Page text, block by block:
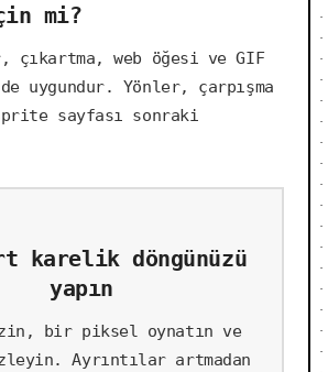
mi?
çıkartma, web öğesi ve GIF
uygundur. Yönler, çarpışma
sayfası sonraki
karelik döngünüzü
yapın
bir piksel oynatın ve
Ayrıntılar artmadan